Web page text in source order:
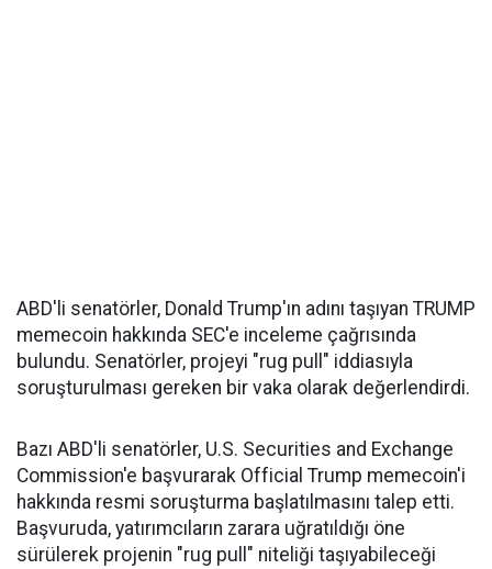
ABD'li senatörler, Donald Trump'ın adını taşıyan TRUMP
memecoin hakkında SEC'e inceleme çağrısında
bulundu. Senatörler, projeyi "rug pull" iddiasıyla
soruşturulması gereken bir vaka olarak değerlendirdi.
Bazı ABD'li senatörler, U.S. Securities and Exchange
Commission'e başvurarak Official Trump memecoin'i
hakkında resmi soruşturma başlatılmasını talep etti.
Başvuruda, yatırımcıların zarara uğratıldığı öne
sürülerek projenin "rug pull" niteliği taşıyabileceği